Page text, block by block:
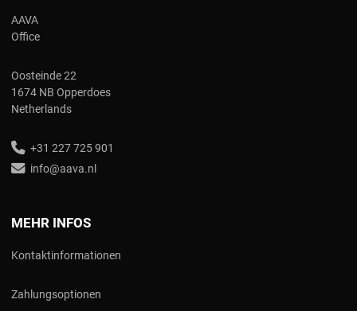
AAVA
Office
Oosteinde 22
1674 NB Opperdoes
Netherlands
+31 227 725 901
info@aava.nl
MEHR INFOS
Kontaktinformationen
Zahlungsoptionen